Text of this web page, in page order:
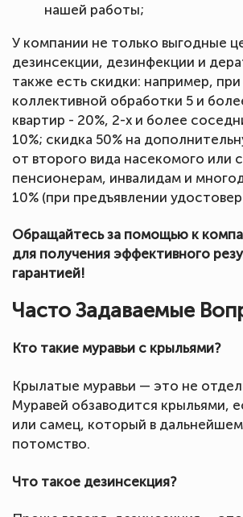
нашей работы;
У компании не только выгодные
дезинсекции, дезинфекции и
также есть скидки: например, при
коллективной обработки 5 и
квартир - 20%, 2-х и более
10%; скидка 50% на
от второго вида насекомого или
пенсионерам, инвалидам и
10% (при предъявлении
Обращайтесь за помощью к
для получения эффективного
гарантией!
Часто Задаваемые
Кто такие муравьи с крыльями?
Крылатые муравьи — это не
Муравей обзаводится крыльями,
или самец, который в
потомство.
Что такое дезинсекция?